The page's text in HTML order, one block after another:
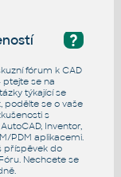
?
fórum k CAD
ptejte se na
týkající se
podělte se o vaše
s
Inventor,
PDM aplikacemi.
příspěvek do
. Nechcete se
.